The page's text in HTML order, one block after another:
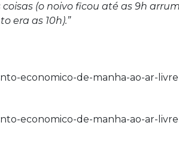
(o noivo ficou até as 9h
era as 10h).”